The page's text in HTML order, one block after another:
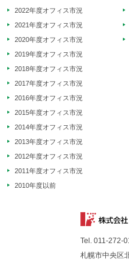
2022年度オフィス市況
2021年度オフィス市況
2020年度オフィス市況
2019年度オフィス市況
2018年度オフィス市況
2017年度オフィス市況
2016年度オフィス市況
2015年度オフィス市況
2014年度オフィス市況
2013年度オフィス市況
2012年度オフィス市況
2011年度オフィス市況
2010年度以前
Tel. 011-
札幌市中央区